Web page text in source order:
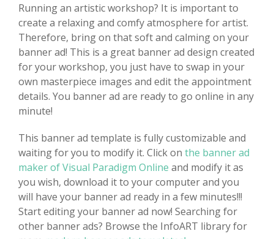
Running an artistic workshop? It is important to
create a relaxing and comfy atmosphere for artist.
Therefore, bring on that soft and calming on your
banner ad! This is a great banner ad design created
for your workshop, you just have to swap in your
own masterpiece images and edit the appointment
details. You banner ad are ready to go online in any
minute!
This banner ad template is fully customizable and
waiting for you to modify it. Click on the banner ad
maker of Visual Paradigm Online and modify it as
you wish, download it to your computer and you
will have your banner ad ready in a few minutes!!!
Start editing your banner ad now! Searching for
other banner ads? Browse the InfoART library for